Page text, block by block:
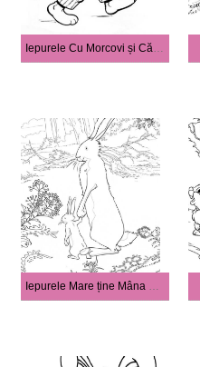
Iepurele Cu Morcovi și Căpșuni
Iepurele Mare ține Mâna Fiului Său în Pădure